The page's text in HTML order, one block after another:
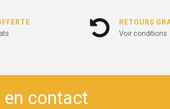
RETOURS
Voir conditions
en contact